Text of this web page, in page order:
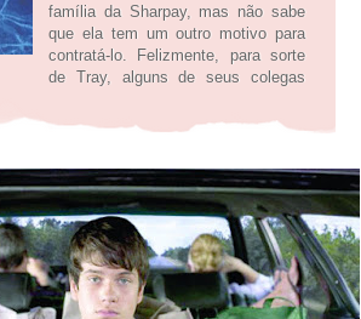
família da Sharpay, mas não sabe
que ela tem um outro motivo para
contratá-lo. Felizmente, para sorte
de Tray, alguns de seus colegas